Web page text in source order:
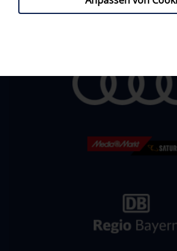
» E-Mail:happyfans@erci-